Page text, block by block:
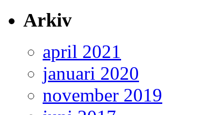
Arkiv
april 2021
januari 2020
november 2019